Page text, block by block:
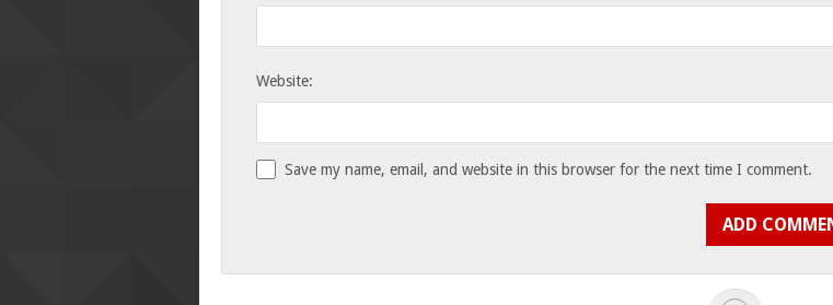
Website:
Save my name, email, and website in this browser for the next time I comment.